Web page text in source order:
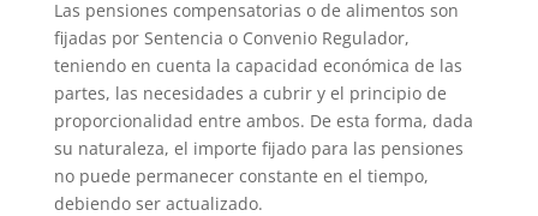
Las pensiones compensatorias o de alimentos son
fijadas por Sentencia o Convenio Regulador,
teniendo en cuenta la capacidad económica de las
partes, las necesidades a cubrir y el principio de
proporcionalidad entre ambos. De esta forma, dada
su naturaleza, el importe fijado para las pensiones
no puede permanecer constante en el tiempo,
debiendo ser actualizado.